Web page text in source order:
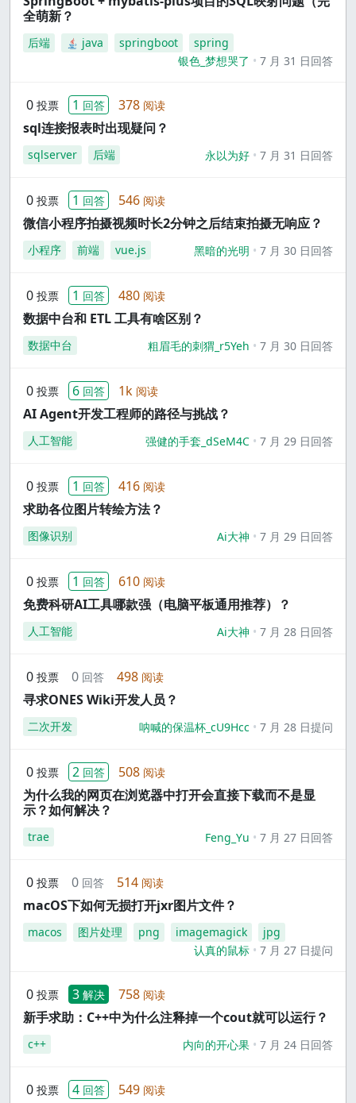
全萌新？
后端 java springboot
spring
银色_梦想哭了
7 月 31 日回答
0 投票 1 回答 378 阅读
sql连接报表时出现疑问？
sqlserver 后端 永以为好 7 月 31 日回答
0 投票 1 回答 546 阅读
微信小程序拍摄视频时长2分钟之后结束拍摄无响应？
小程序 前端 vue.js 黑暗的光明 7 月 30 日回答
0 投票 1 回答 480 阅读
数据中台和 ETL 工具有啥区别？
数据中台 粗眉毛的刺猬_r5Yeh 7 月 30 日回答
0 投票 6 回答 1k 阅读
AI Agent开发工程师的路径与挑战？
人工智能 强健的手套_dSeM4C 7 月 29 日回答
0 投票 1 回答 416 阅读
求助各位图片转绘方法？
图像识别 Ai大神 7 月 29 日回答
0 投票 1 回答 610 阅读
免费科研AI工具哪款强（电脑平板通用推荐）？
人工智能 Ai大神 7 月 28 日回答
0 投票 0 回答 498 阅读
寻求ONES Wiki开发人员？
二次开发 呐喊的保温杯_cU9Hcc 7 月 28 日提问
0 投票 2 回答 508 阅读
为什么我的网页在浏览器中打开会直接下载而不是显
示？如何解决？
trae Feng_Yu 7 月 27 日回答
0 投票 0 回答 514 阅读
macOS下如何无损打开jxr图片文件？
macos 图片处理 png imagemagick
jpg
认真的鼠标
7 月 27 日提问
0 投票 3 解决 758 阅读
新手求助：C++中为什么注释掉一个cout就可以运行？
c++ 内向的开心果 7 月 24 日回答
0 投票 4 回答 549 阅读